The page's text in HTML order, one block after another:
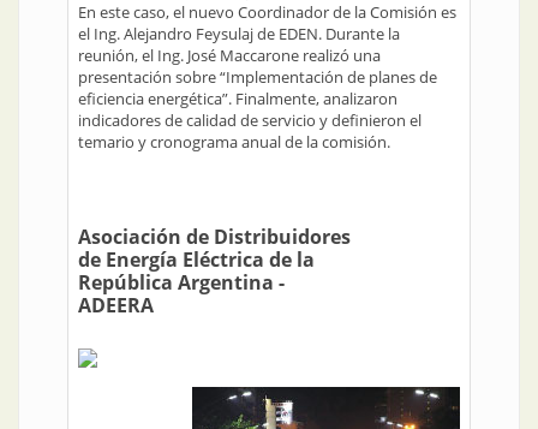
En este caso, el nuevo Coordinador de la Comisión es
el Ing. Alejandro Feysulaj de EDEN. Durante la
reunión, el Ing. José Maccarone realizó una
presentación sobre “Implementación de planes de
eficiencia energética”. Finalmente, analizaron
indicadores de calidad de servicio y definieron el
temario y cronograma anual de la comisión.
Asociación de Distribuidores
de Energía Eléctrica de la
República Argentina -
ADEERA